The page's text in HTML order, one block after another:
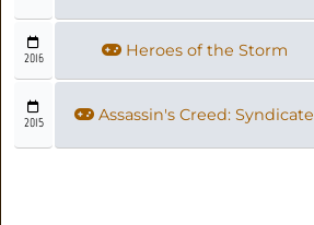
2016 Heroes of the Storm
2015 Assassin's Creed: Syndicate